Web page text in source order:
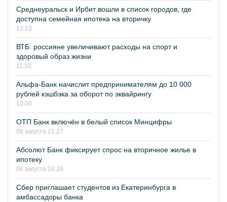
Среднеуральск и Ирбит вошли в список городов, где
доступна семейная ипотека на вторичку
12:13
ВТБ: россияне увеличивают расходы на спорт и
здоровый образ жизни
11:50
Альфа-Банк начислит предпринимателям до 10 000
рублей кэшбэка за оборот по эквайрингу
10:00
ОТП Банк включён в белый список Минцифры
06 августа 21:27
Абсолют Банк фиксирует спрос на вторичное жилье в
ипотеку
06 августа 16:20
Сбер приглашает студентов из Екатеринбурга в
амбассадоры банка